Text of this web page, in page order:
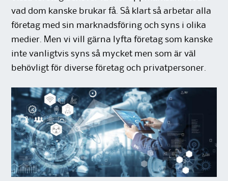
vad dom kanske brukar få. Så klart så arbetar alla
företag med sin marknadsföring och syns i olika
medier. Men vi vill gärna lyfta företag som kanske
inte vanligtvis syns så mycket men som är väl
behövligt för diverse företag och privatpersoner.